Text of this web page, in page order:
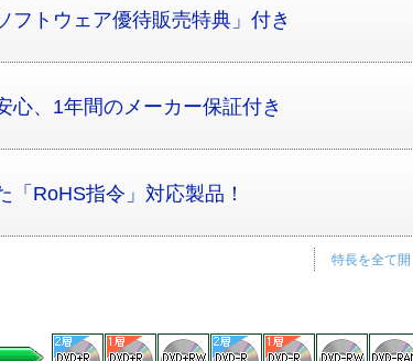
フトウェア優待販売特典」付き
心、1年間のメーカー保証付き
「RoHS指令」対応製品！
特長を全て開